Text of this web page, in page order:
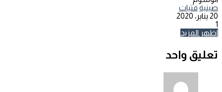
صينية فتيات
20 يناير، 2020
1
اظهر المزيد
تعليق واحد